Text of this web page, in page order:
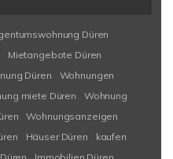
Düren
Mietangebote Düren
Düren
Wohnungen
miete Düren
Wohnung
Wohnungsanzeigen
Häuser Düren
kaufen